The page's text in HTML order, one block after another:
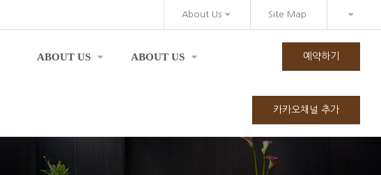
About Us Site Map
ABOUT US ABOUT US 예약하기
카카오채널 추가